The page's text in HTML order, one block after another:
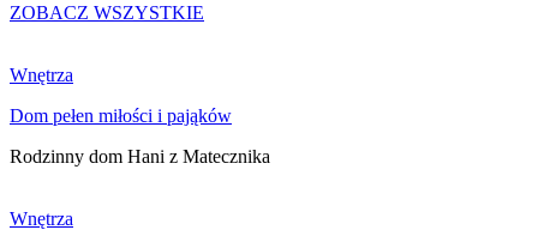
ZOBACZ WSZYSTKIE
Wnętrza
Dom pełen miłości i pająków
Rodzinny dom Hani z Matecznika
Wnętrza